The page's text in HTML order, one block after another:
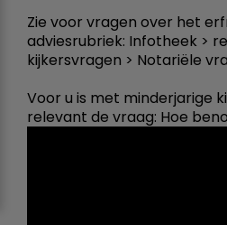
Zie voor vragen over het
adviesrubriek: Infotheek >
kijkersvragen > Notariële
Voor u is met minderjarige
relevant de vraag: Hoe